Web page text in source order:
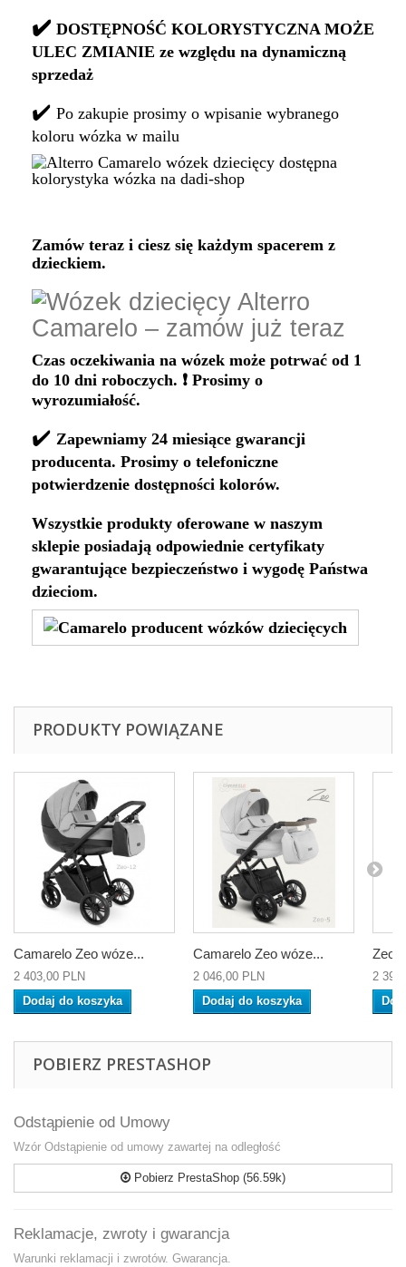
✔️ DOSTĘPNOŚĆ KOLORYSTYCZNA MOŻE
ULEC ZMIANIE ze względu na dynamiczną
sprzedaż
✔️ Po zakupie prosimy o wpisanie wybranego
koloru wózka w mailu
Zamów teraz i ciesz się każdym spacerem z
dzieckiem.
Czas oczekiwania na wózek może potrwać od 1
do 10 dni roboczych. ❗ Prosimy o
wyrozumiałość.
✔️ Zapewniamy 24 miesiące gwarancji
producenta. Prosimy o telefoniczne
potwierdzenie dostępności kolorów.
Wszystkie produkty oferowane w naszym
sklepie posiadają odpowiednie certyfikaty
gwarantujące bezpieczeństwo i wygodę Państwa
dzieciom.
PRODUKTY POWIĄZANE
Camarelo Zeo wóze...
2 403,00 PLN
Dodaj do koszyka
Camarelo Zeo wóze...
2 046,00 PLN
Dodaj do koszyka
Zeo
2
POBIERZ PRESTASHOP
Odstąpienie od Umowy
Wzór Odstąpienie od umowy zawartej na odległość
Pobierz PrestaShop (56.59k)
Reklamacje, zwroty i gwarancja
Warunki reklamacji i zwrotów. Gwarancja.